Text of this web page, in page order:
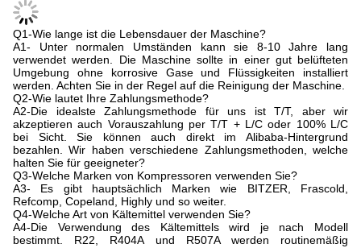
Q1-Wie lange ist die Lebensdauer der Maschine?
A1- Unter normalen Umständen kann sie 8-10 Jahre lang
verwendet werden. Die Maschine sollte in einer gut belüfteten
Umgebung ohne korrosive Gase und Flüssigkeiten installiert
werden. Achten Sie in der Regel auf die Reinigung der Maschine.
Q2-Wie lautet Ihre Zahlungsmethode?
A2-Die idealste Zahlungsmethode für uns ist T/T, aber wir
akzeptieren auch Vorauszahlung per T/T + L/C oder 100% L/C
bei Sicht. Sie können auch direkt im Alibaba-Hintergrund
bezahlen. Wir haben verschiedene Zahlungsmethoden, welche
halten Sie für geeigneter?
Q3-Welche Marken von Kompressoren verwenden Sie?
A3- Es gibt hauptsächlich Marken wie BITZER, Frascold,
Refcomp, Copeland, Highly und so weiter.
Q4-Welche Art von Kältemittel verwenden Sie?
A4-Die Verwendung des Kältemittels wird je nach Modell
bestimmt. R22, R404A und R507A werden routinemäßig